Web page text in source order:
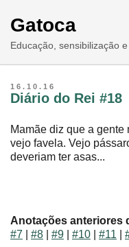
Gatoca
Educação, sensibilização
16.10.16
Diário do Rei #18
Mamãe diz que a
vejo favela. Vejo
deveriam ter asas...
Anotações anteriores
#7
#8 #9 #10 #11